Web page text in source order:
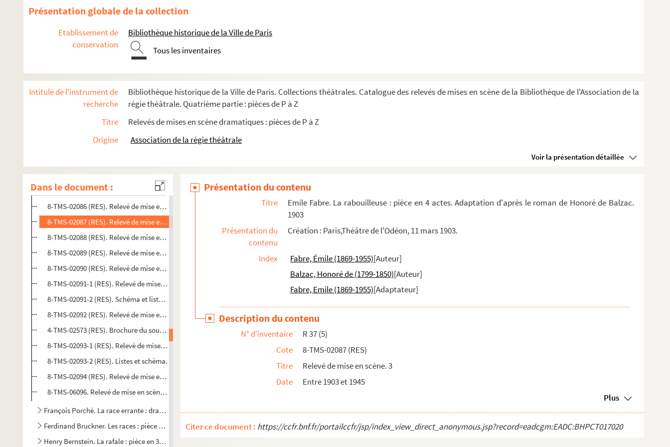
Présentation globale de la collection
Etablissement de
conservation
Bibliothèque historique de la Ville de Paris
Tous les inventaires
Intitulé de l'instrument de
recherche
Bibliothèque historique de la Ville de Paris. Collections théâtrales. Catalogue des relevés de mises en scène de la Bibliothèque de l'Association de la
régie théâtrale. Quatrième partie : pièces de P à Z
Titre
Relevés de mises en scène dramatiques : pièces de P à Z
Origine
Association de la régie théâtrale
Voir la présentation détaillée
Dans le document :
Ferdinand de Laboullaye, Jules.... Les quatre sergents de La Rochelle : mélodrame en 3 actes et 6 ta...
Marcel Aymé. Les quatre vérités : pièce en 4 actes. 1954
Paul Meurice. Quatre-vingt-treize : drame en 4 actes et 12 tableaux. Adaptation d'après le roman de ...
Pierre-Paul Fournier, Henry Turpin. Le "Qu'en dira-t-on" : pièce en 3 actes. 1931
Alexandre Dumas fils. La question d'argent : comédie en 5 actes. 1857
Victorien Sardou. Rabagas : comédie en 4 actes. 1872
Henri Falk. Le rabatteur : pièce en 4 actes. 1928
Emile Fabre. La rabouilleuse : pièce en 4 actes. Adaptation d'après le roman de Honoré de Balzac. 19...
8-TMS-02084 (RES). Brochure du souffleur
8-TMS-02085 (RES). Conduite de régie
8-TMS-02086 (RES). Relevé de mise en scène. 2
8-TMS-02087 (RES). Relevé de mise en scène. 3
8-TMS-02088 (RES). Relevé de mise en scène. 4
8-TMS-02089 (RES). Relevé de mise en scène. 5. Mise en scène de la reprise par Gémier
8-TMS-02090 (RES). Relevé de mise en scène. 6. Mise en scène conforme à la première représentation au Théâtre de l'Odéo...
8-TMS-02091-1 (RES). Relevé de mise en scène. 7
8-TMS-02091-2 (RES). Schéma et listes pour les Tournées Baret
8-TMS-02092 (RES). Relevé de mise en scène. 8. Mise en scène de la première représentation au Théâtre de l'Odéon
4-TMS-02573 (RES). Brochure du souffleur. 2
8-TMS-02093-1 (RES). Relevé de mise en scène. 9
8-TMS-02093-2 (RES). Listes et schéma.
8-TMS-02094 (RES). Relevé de mise en scène. 10. Mise en scène de la création relevée par R. Cailloux, régisseur général
8-TMS-06096. Relevé de mise en scène. 11
François Porché. La race errante : drame en 3 actes et 6 tableaux en vers. 1932
Ferdinand Bruckner. Les races : pièce en 8 tableaux. Adaptation par Renée Cave. 1934
Henry Bernstein. La rafale : pièce en 3 actes. 1905
Présentation du contenu
Titre
Emile Fabre. La rabouilleuse : pièce en 4 actes. Adaptation d'après le roman de Honoré de Balzac.
1903
Présentation du
contenu
Création : Paris,Théâtre de l'Odéon, 11 mars 1903.
Index Fabre, Émile (1869-1955)[Auteur]
Balzac, Honoré de (1799-1850)[Auteur]
Fabre, Emile (1869-1955)[Adaptateur]
Description du contenu
N° d'inventaire
R 37 (5)
Cote
8-TMS-02087 (RES)
Titre
Relevé de mise en scène. 3
Date
Entre 1903 et 1945
Plus
Citer ce document : https://ccfr.bnf.fr/portailccfr/jsp/index_view_direct_anonymous.jsp?record=eadcgm:EADC:BHPCT017020